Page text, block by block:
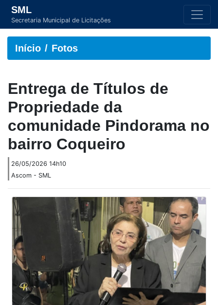
SML
Secretaria Municipal de Licitações
Início Fotos
Entrega de Títulos de
Propriedade da
comunidade Pindorama no
bairro Coqueiro
26/05/2026 14h10
Ascom - SML